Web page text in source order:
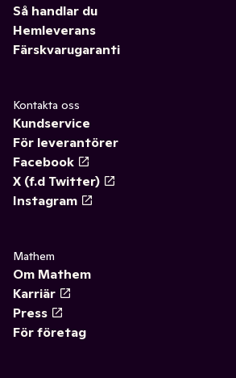
Så handlar du
Hemleverans
Färskvarugaranti
Kontakta oss
Kundservice
För leverantörer
Facebook
X (f.d Twitter)
Instagram
Mathem
Om Mathem
Karriär
Press
För företag